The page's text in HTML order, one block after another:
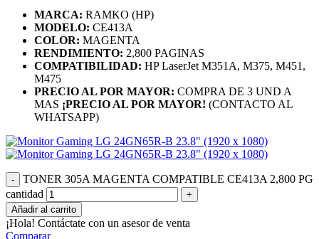
MARCA: RAMKO (HP)
MODELO: CE413A
COLOR: MAGENTA
RENDIMIENTO: 2,800 PAGINAS
COMPATIBILIDAD: HP LaserJet M351A, M375, M451,
M475
PRECIO AL POR MAYOR: COMPRA DE 3 UND A
MAS ¡PRECIO AL POR MAYOR! (CONTACTO AL
WHATSAPP)
TONER 305A MAGENTA COMPATIBLE CE413A 2,800 PG
cantidad
Añadir al carrito
¡Hola! Contáctate con un asesor de venta
Comparar